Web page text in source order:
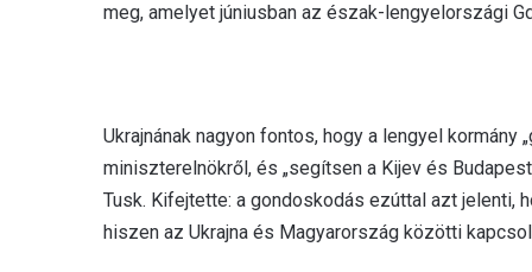
meg, amelyet júniusban az észak-lengyelországi
Ukrajnának nagyon fontos, hogy a lengyel kormány
miniszterelnökről, és „segítsen a Kijev és
Tusk. Kifejtette: a gondoskodás ezúttal azt jelenti,
hiszen az Ukrajna és Magyarország közötti